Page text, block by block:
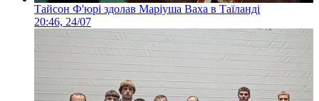
Тайсон Ф'юрі здолав Маріуша Ваха в Таїланді
20:46, 24/07